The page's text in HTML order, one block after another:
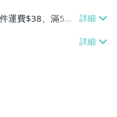
運費$38、滿5件
7-ELEVEN取貨
取貨付款【單件
$1298免運
費$120、滿5件